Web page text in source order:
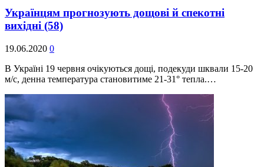
Українцям прогнозують дощові й спекотні
вихідні (58)
19.06.2020 0
В Україні 19 червня очікуються дощі, подекуди шквали 15-20
м/с, денна температура становитиме 21-31° тепла.…